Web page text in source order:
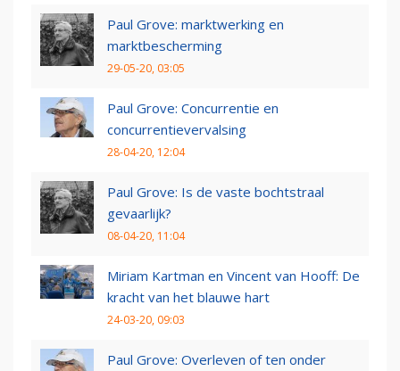
Paul Grove: marktwerking en
marktbescherming
29-05-20, 03:05
Paul Grove: Concurrentie en
concurrentievervalsing
28-04-20, 12:04
Paul Grove: Is de vaste bochtstraal
gevaarlijk?
08-04-20, 11:04
Miriam Kartman en Vincent van Hooff: De
kracht van het blauwe hart
24-03-20, 09:03
Paul Grove: Overleven of ten onder